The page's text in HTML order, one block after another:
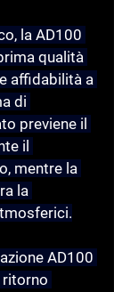
la AD100
qualità
affidabilità a
di
previene il
il
mentre la
la
AD100
ritorno